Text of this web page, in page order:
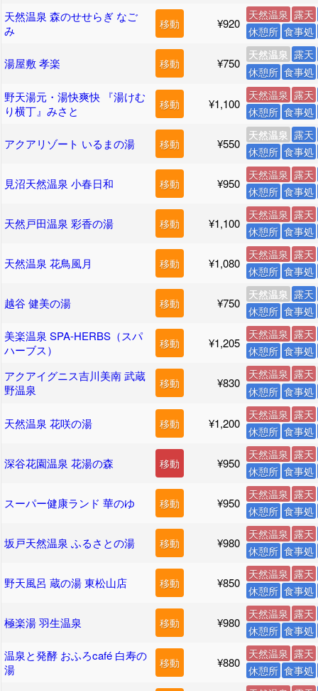
天然温泉 森のせせらぎ なご
み
移動 ¥920
天然温泉 露天
休憩所 食事処
湯屋敷 孝楽 移動 ¥750
天然温泉 露天
休憩所 食事処
野天湯元・湯快爽快 『湯けむ
り横丁』みさと
移動 ¥1,100
天然温泉 露天
休憩所 食事処
アクアリゾート いるまの湯 移動 ¥550
天然温泉 露天
休憩所 食事処
見沼天然温泉 小春日和 移動 ¥950
天然温泉 露天
休憩所 食事処
天然戸田温泉 彩香の湯 移動 ¥1,100
天然温泉 露天
休憩所 食事処
天然温泉 花鳥風月 移動 ¥1,080
天然温泉 露天
休憩所 食事処
越谷 健美の湯 移動 ¥750
天然温泉 露天
休憩所 食事処
美楽温泉 SPA-HERBS（スパ
ハーブス）
移動 ¥1,205
天然温泉 露天
休憩所 食事処
アクアイグニス吉川美南 武蔵
野温泉
移動 ¥830
天然温泉 露天
休憩所 食事処
天然温泉 花咲の湯 移動 ¥1,200
天然温泉 露天
休憩所 食事処
深谷花園温泉 花湯の森 移動 ¥950
天然温泉 露天
休憩所 食事処
スーパー健康ランド 華のゆ 移動 ¥950
天然温泉 露天
休憩所 食事処
坂戸天然温泉 ふるさとの湯 移動 ¥980
天然温泉 露天
休憩所 食事処
野天風呂 蔵の湯 東松山店 移動 ¥850
天然温泉 露天
休憩所 食事処
極楽湯 羽生温泉 移動 ¥980
天然温泉 露天
休憩所 食事処
温泉と発酵 おふろcafé 白寿の
湯
移動 ¥880
天然温泉 露天
休憩所 食事処